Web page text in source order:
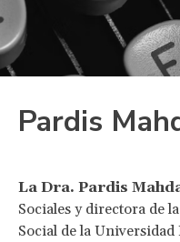
Pardis
La Dra. Pardis
Sociales y directora de
Social de la Universidad